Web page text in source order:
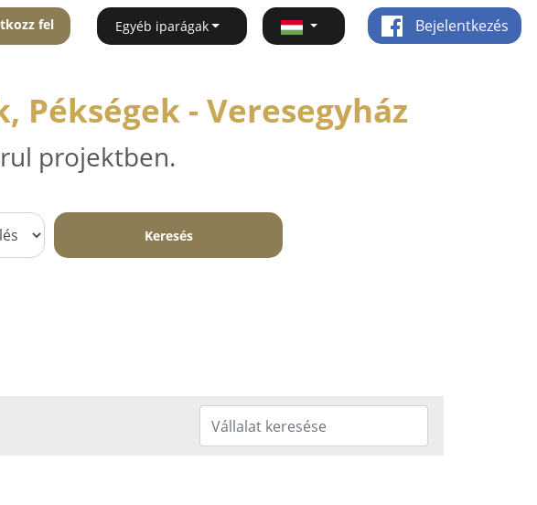
fel Egyéb iparágak Bejelentkezés
Pékségek - Veresegyház
projektben.
Keresés